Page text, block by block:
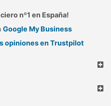
nº1 en España!
Google My Business
opiniones en Trustpilot